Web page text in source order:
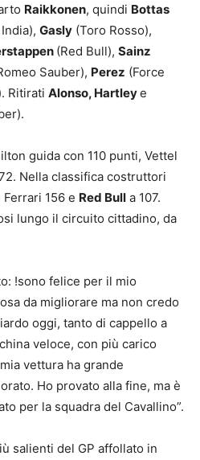
Raikkonen, quindi Bottas
Gasly (Toro Rosso),
(Red Bull), Sainz
Sauber), Perez (Force
Ritirati Alonso, Hartleye
guida con 110 punti, Vettel
Nella classifica costruttori
156 e Red Bull a 107.
lungo il circuito cittadino, da
!sono felice per il mio
da migliorare ma non credo
oggi, tanto di cappello a
veloce, con più carico
vettura ha grande
Ho provato alla fine, ma è
per la squadra del Cavallino”.
salienti del GP affollato in